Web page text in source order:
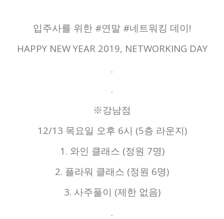
입주사를 위한 #연말 #네트워킹 데이!
HAPPY NEW YEAR 2019, NETWORKING DAY
.
.
※강남점
12/13 목요일 오후 6시 (5층 라운지)
1. 와인 클래스 (정원 7명)
2. 플라워 클래스 (정원 6명)
3. 사주풀이 (제한 없음)
.